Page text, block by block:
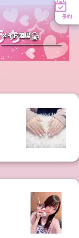
予約
メイド酒場